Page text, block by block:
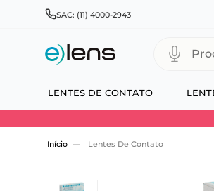
SAC: (11) 4000-2943
PARA TODO BRASIL E EXPRESSO PARA CAPITAIS
LENTES DE CONTATO
Procure
Use 30HOJE e ganhe 30%
Lentes De Contato